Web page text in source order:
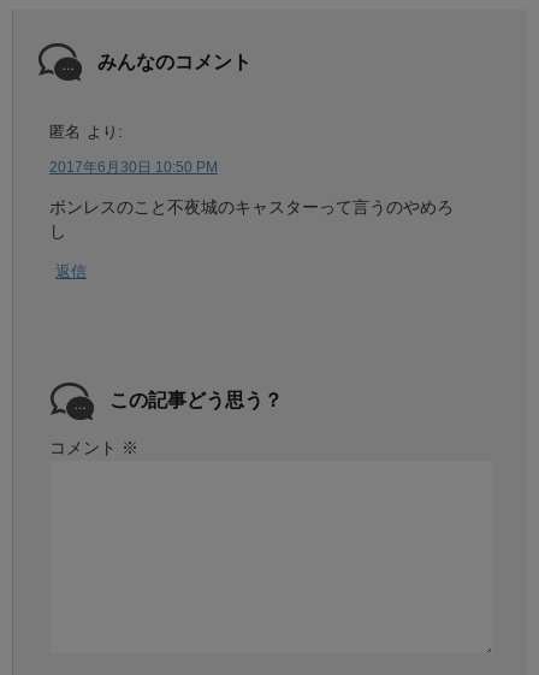
みんなのコメント
匿名 より:
2017年6月30日 10:50 PM
ボンレスのこと不夜城のキャスターって言うのやめろ
し
返信
この記事どう思う？
コメント ※